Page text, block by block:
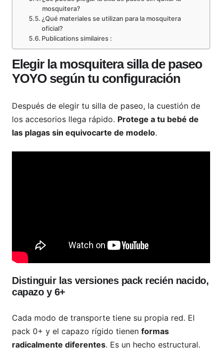
mosquitera?
¿Qué materiales se utilizan para la mosquitera
oficial?
Publications similaires :
Elegir la mosquitera silla de paseo
YOYO según tu configuración
Después de elegir tu silla de paseo, la cuestión de
los accesorios llega rápido. Protege a tu bebé de
las plagas sin equivocarte de modelo.
Distinguir las versiones pack recién nacido,
capazo y 6+
Cada modo de transporte tiene su propia red. El
pack 0+ y el capazo rígido tienen formas
radicalmente diferentes. Es un hecho estructural.